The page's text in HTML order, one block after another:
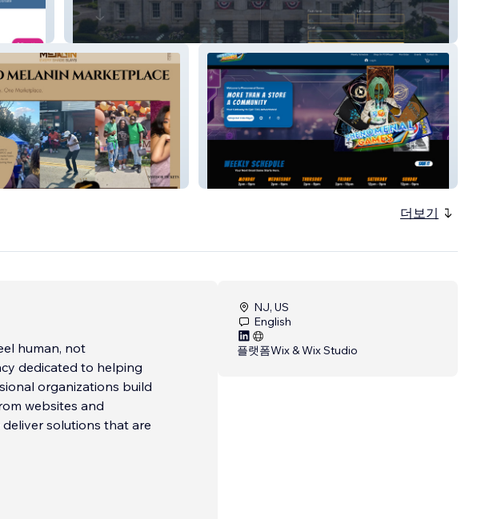
Inner Banks Strategies
Marketplace Phenomenal Games
더보기
human, not
dedicated to helping
organizations build
websites and
solutions that are
NJ, US
English
플랫폼Wix & Wix Studio